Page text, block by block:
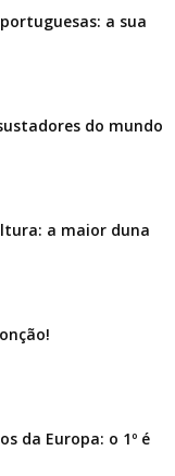
a sua
do mundo
a maior duna
da Europa: o 1º é